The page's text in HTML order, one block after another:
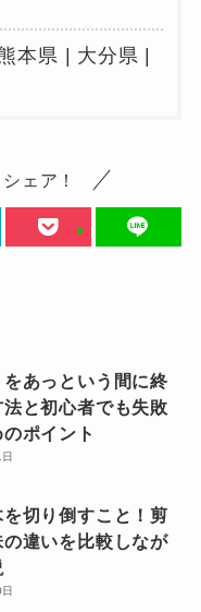
本県 | 大分県 |
ェア！
あっという間に終
と初心者でも失敗
ポイント
切り倒すこと！剪
違いを比較しなが